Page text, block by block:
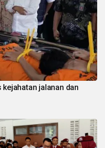
jalanan dan